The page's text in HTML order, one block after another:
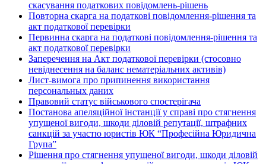
скасування податкових повідомлень-рішень
Повторна скарга на податкові повідомлення-рішення та
акт податкової перевірки
Первинна скарга на податкові повідомлення-рішення та
акт податкової перевірки
Заперечення на Акт податкової перевірки (стосовно
невіднесення на баланс нематеріальних активів)
Лист-вимога про припинення використання
персональных даних
Правовий статус військового спостерігача
Постанова апеляційної інстанції у справі про стягнення
упущеної вигоди, шкоди діловій репутації, штрафних
санкцій за участю юристів ЮК “Професійна Юридична
Група”
Рішення про стягнення упущеної вигоди, шкоди діловій